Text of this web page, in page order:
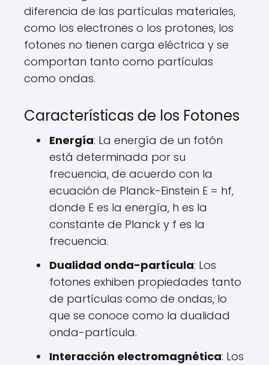
diferencia de las partículas materiales,
como los electrones o los protones, los
fotones no tienen carga eléctrica y se
comportan tanto como partículas
como ondas.
Características de los Fotones
Energía: La energía de un fotón
está determinada por su
frecuencia, de acuerdo con la
ecuación de Planck-Einstein E = hf,
donde E es la energía, h es la
constante de Planck y f es la
frecuencia.
Dualidad onda-partícula: Los
fotones exhiben propiedades tanto
de partículas como de ondas, lo
que se conoce como la dualidad
onda-partícula.
Interacción electromagnética: Los